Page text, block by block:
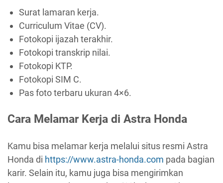
Surat lamaran kerja.
Curriculum Vitae (CV).
Fotokopi ijazah terakhir.
Fotokopi transkrip nilai.
Fotokopi KTP.
Fotokopi SIM C.
Pas foto terbaru ukuran 4×6.
Cara Melamar Kerja di Astra Honda
Kamu bisa melamar kerja melalui situs resmi Astra
Honda di https://www.astra-honda.com pada bagian
karir. Selain itu, kamu juga bisa mengirimkan